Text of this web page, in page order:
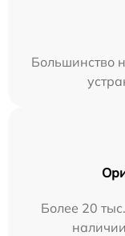
Большинство
Более 20